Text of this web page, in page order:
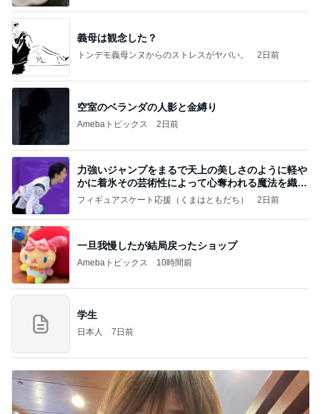
義母は観念した？
トンデモ義母ンヌからのストレスがヤバい。 2日前
空室のベランダの人影と金縛り
Amebaトピックス 2日前
力強いジャンプをまるで天上の美しさのように軽や
かに着氷その芸術性によって心奪われる魔法を織り
なす
フィギュアスケート応援（くまはともだち） 2日前
一旦我慢したが結局戻ったショップ
Amebaトピックス 10時間前
学生
日本人 7日前